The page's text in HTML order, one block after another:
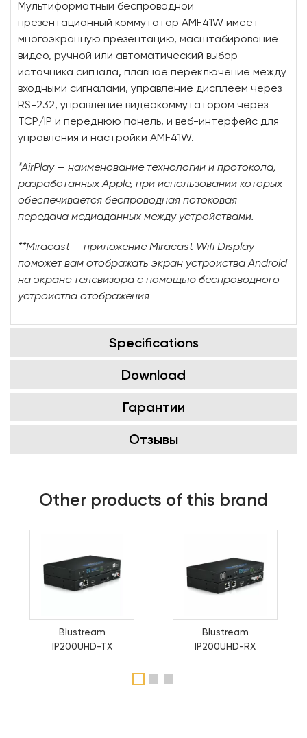
Мультиформатный беспроводной
презентационный коммутатор AMF41W имеет
многоэкранную презентацию, масштабирование
видео, ручной или автоматический выбор
источника сигнала, плавное переключение между
входными сигналами, управление дисплеем через
RS-232, управление видеокоммутатором через
TCP/IP и переднюю панель, и веб-интерфейс для
управления и настройки AMF41W.
*AirPlay — наименование технологии и протокола,
разработанных Apple, при использовании которых
обеспечивается беспроводная потоковая
передача медиаданных между устройствами.
**Miracast — приложение Miracast Wifi Display
поможет вам отображать экран устройства Android
на экране телевизора с помощью беспроводного
устройства отображения
Specifications
Download
Гарантии
Отзывы
Other products of this brand
Blustream
IP200UHD-TX
Blustream
IP200UHD-RX
1 2 3